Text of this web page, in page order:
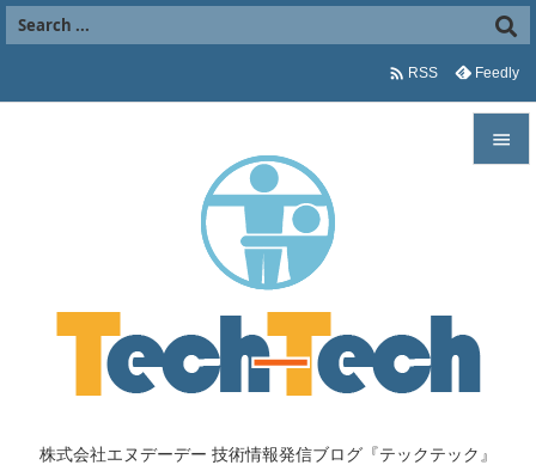
株式会社エヌデーデー 技術情報発信ブログ『テックテック』

 RSS Feedly